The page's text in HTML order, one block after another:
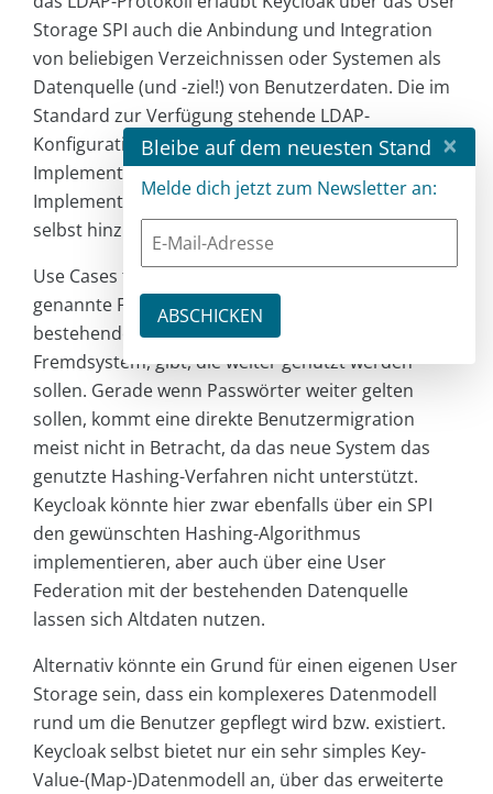
Storage SPI auch die Anbindung und Integration
von beliebigen Verzeichnissen oder Systemen als
Datenquelle (und -ziel!) von Benutzerdaten. Die im
Standard zur Verfügung stehende LDAP-
Konfiguration ist bereits eine (sehr umfangreiche)
Implementierung des User Storage SPI. Eigene
Implementierungen können mit ein wenig Aufwand
selbst hinzugefügt werden.
Use Cases für die in Keycloak User Federation
genannte Funktion können sein, dass es bereits
bestehende Datenquellen, evtl. aus einem Alt- oder
Fremdsystem, gibt, die weiter genutzt werden
sollen. Gerade wenn Passwörter weiter gelten
sollen, kommt eine direkte Benutzermigration
meist nicht in Betracht, da das neue System das
genutzte Hashing-Verfahren nicht unterstützt.
Keycloak könnte hier zwar ebenfalls über ein SPI
den gewünschten Hashing-Algorithmus
implementieren, aber auch über eine User
Federation mit der bestehenden Datenquelle
lassen sich Altdaten nutzen.
Alternativ könnte ein Grund für einen eigenen User
Storage sein, dass ein komplexeres Datenmodell
rund um die Benutzer gepflegt wird bzw. existiert.
Keycloak selbst bietet nur ein sehr simples Key-
Value-(Map-)Datenmodell an, über das erweiterte
Bleibe auf dem neuesten Stand ×
Melde dich jetzt zum Newsletter an: